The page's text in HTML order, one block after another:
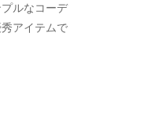
ルなコーデ
アイテムで